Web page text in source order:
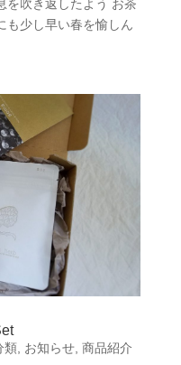
を吹き返したよう お茶
も少し早い春を愉しん
類, お知らせ, 商品紹介